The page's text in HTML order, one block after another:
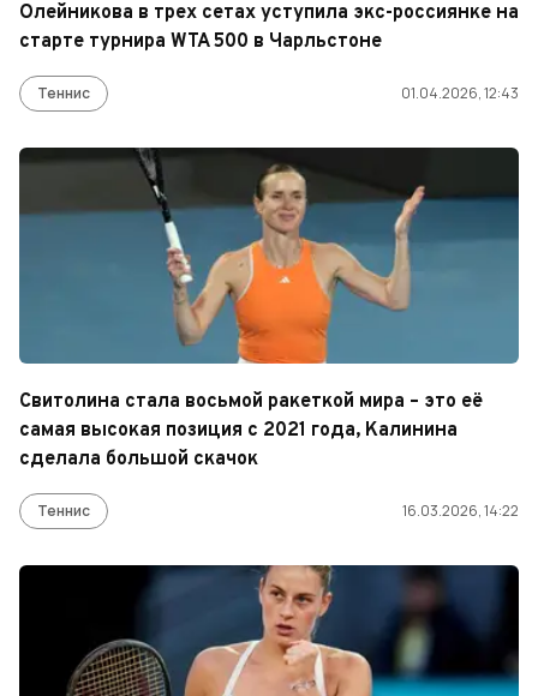
Олейникова в трех сетах уступила экс-россиянке на
старте турнира WTA 500 в Чарльстоне
Теннис 01.04.2026, 12:43
Свитолина стала восьмой ракеткой мира – это её
самая высокая позиция с 2021 года, Калинина
сделала большой скачок
Теннис 16.03.2026, 14:22